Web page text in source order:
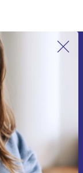
Daten findest